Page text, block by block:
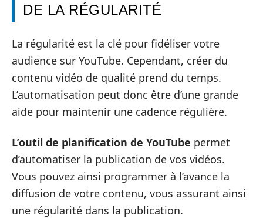
DE LA RÉGULARITÉ
La régularité est la clé pour fidéliser votre
audience sur YouTube. Cependant, créer du
contenu vidéo de qualité prend du temps.
L’automatisation peut donc être d’une grande
aide pour maintenir une cadence régulière.
L’outil de planification de YouTube permet
d’automatiser la publication de vos vidéos.
Vous pouvez ainsi programmer à l’avance la
diffusion de votre contenu, vous assurant ainsi
une régularité dans la publication.